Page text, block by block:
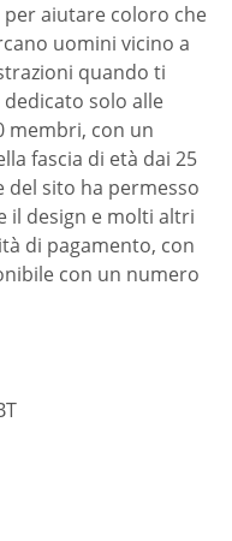
per aiutare coloro che
uomini vicino a
quando ti
solo alle
membri, con un
fascia di età dai 25
del sito ha permesso
il design e molti altri
di pagamento, con
con un numero